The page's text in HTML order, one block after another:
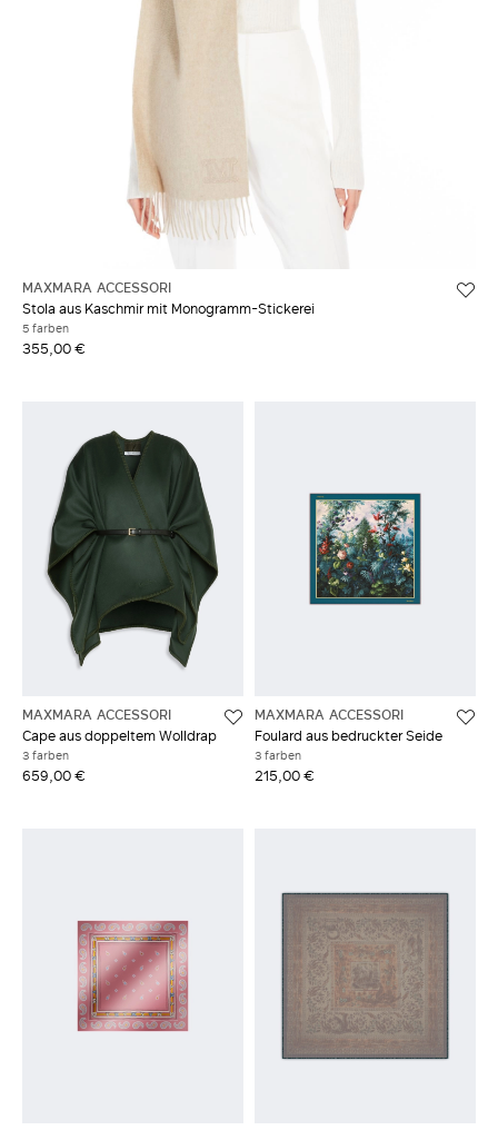
MAXMARA ACCESSORI
Stola aus Kaschmir mit Monogramm-Stickerei
5 farben
355,00 €
MAXMARA ACCESSORI
Cape aus doppeltem Wolldrap
3 farben
659,00 €
MAXMARA ACCESSORI
Foulard aus bedruckter Seide
3 farben
215,00 €